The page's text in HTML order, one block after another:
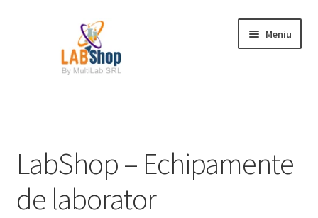
Meniu
Coș
Plată
LabShop – Echipamente
de laborator